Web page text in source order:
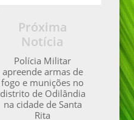
Próxima
Notícia
Polícia Militar
apreende armas de
fogo e munições no
distrito de Odilândia
na cidade de Santa
Rita